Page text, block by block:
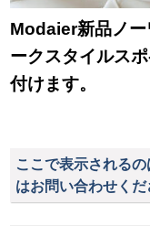
Modaier新品ノ
ークスタイルス
付けます。
ここで表示される
はお問い合わせくだ